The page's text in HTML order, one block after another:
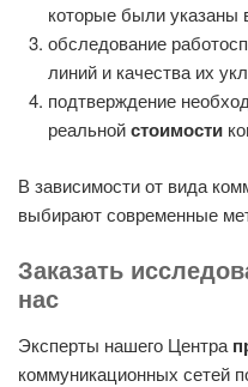
которые были указаны
обследование
линий и качества их
подтверждение
реальнойстоимости
В зависимости от вида
выбирают современные
Заказать
нас
Эксперты нашего Центра
коммуникационных сетей